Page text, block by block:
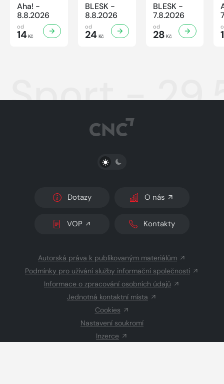
Aha! -
8.8.2026
od
14Kč
BLESK -
8.8.2026
od
24Kč
BLESK -
7.8.2026
od
28 Kč
Sport -
PŘEPNOUT SVĚTLÝ/TMAVÝ REŽIM
Dotazy O nás
VOP Kontakty
Autorská práva k publikovaným materiálům
Podmínky pro užívání služby informační společnosti
Informace o zpracování osobních údajů
Jednotná kontaktní místa
Cookies
Nastavení soukromí
Inzerce